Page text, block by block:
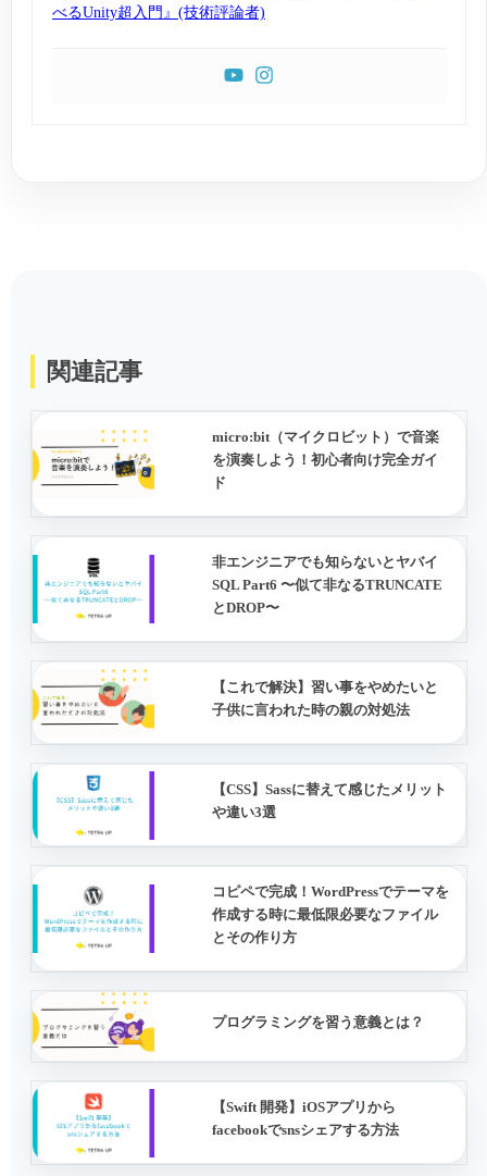
べるUnity超入門』(技術評論者)
関連記事
micro:bit（マイクロビット）で音楽
を演奏しよう！初心者向け完全ガイ
ド
非エンジニアでも知らないとヤバイ
SQL Part6 〜似て非なるTRUNCATE
とDROP〜
【これで解決】習い事をやめたいと
子供に言われた時の親の対処法
【CSS】Sassに替えて感じたメリット
や違い3選
コピペで完成！WordPressでテーマを
作成する時に最低限必要なファイル
とその作り方
プログラミングを習う意義とは？
【Swift 開発】iOSアプリから
facebookでsnsシェアする方法